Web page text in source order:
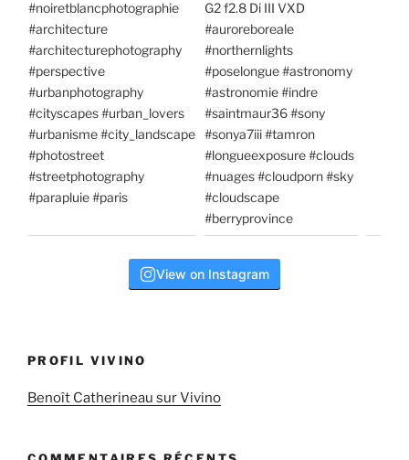
View on Instagram
PROFIL VIVINO
Benoît Catherineau sur Vivino